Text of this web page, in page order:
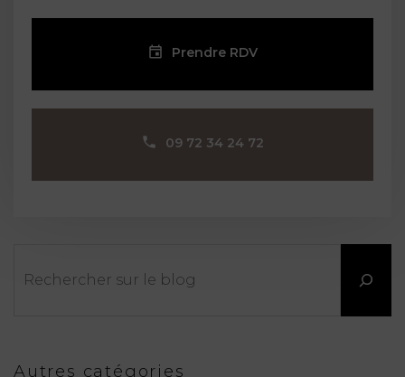
Prendre RDV
09 72 34 24 72
Autres catégories